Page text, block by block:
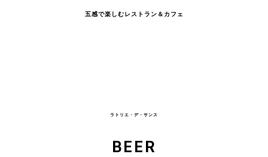
五感で楽しむレストラン＆カフェ
ラトリエ・デ・サンス
BEER